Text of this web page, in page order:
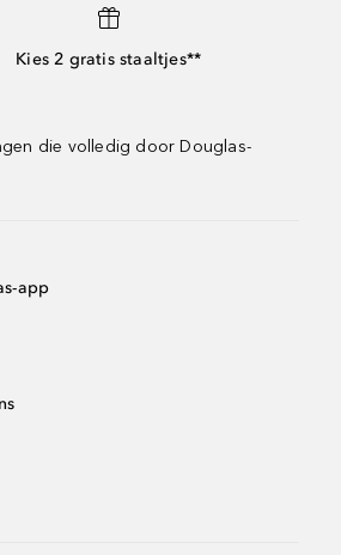
Kies 2 gratis staaltjes**
die volledig door Douglas-
app